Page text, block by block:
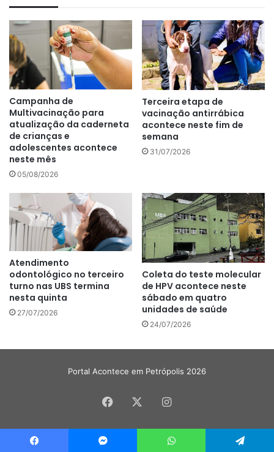
Campanha de
Multivacinação para
atualização da caderneta
de crianças e
adolescentes acontece
neste mês
05/08/2026
Terceira etapa de
vacinação antirrábica
acontece neste fim de
semana
31/07/2026
Atendimento
odontológico no terceiro
turno nas UBS termina
nesta quinta
27/07/2026
Coleta do teste molecular
de HPV acontece neste
sábado em quatro
unidades de saúde
24/07/2026
Portal Acontece em Petrópolis 2026
Facebook Instagram